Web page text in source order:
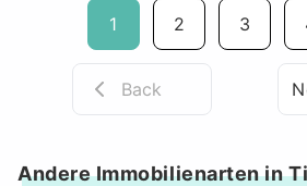
1 2 3
Back
Andere Immobilienarten in